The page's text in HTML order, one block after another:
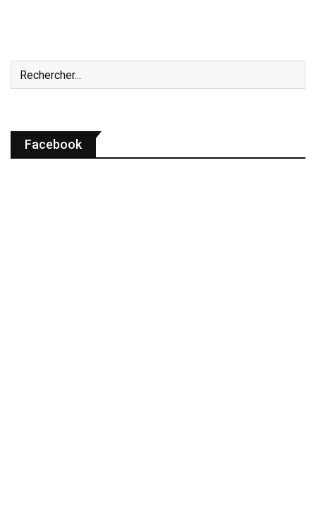
Facebook